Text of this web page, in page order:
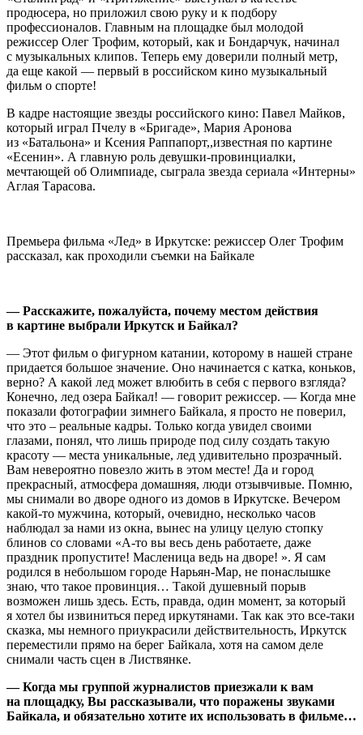
продюсера, но приложил свою руку и к подбору
профессионалов. Главным на площадке был молодой
режиссер Олег Трофим, который, как и Бондарчук, начинал
с музыкальных клипов. Теперь ему доверили полный метр,
да еще какой — первый в российском кино музыкальный
фильм о спорте!
В кадре настоящие звезды российского кино: Павел Майков,
который играл Пчелу в «Бригаде», Мария Аронова
из «Батальона» и Ксения Раппапорт,,известная по картине
«Есенин». А главную роль девушки-провинциалки,
мечтающей об Олимпиаде, сыграла звезда сериала «Интерны»
Аглая Тарасова.
Премьера фильма «Лед» в Иркутске: режиссер Олег Трофим
рассказал, как проходили съемки на Байкале
— Расскажите, пожалуйста, почему местом действия
в картине выбрали Иркутск и Байкал?
— Этот фильм о фигурном катании, которому в нашей стране
придается большое значение. Оно начинается с катка, коньков,
верно? А какой лед может влюбить в себя с первого взгляда?
Конечно, лед озера Байкал! — говорит режиссер. — Когда мне
показали фотографии зимнего Байкала, я просто не поверил,
что это – реальные кадры. Только когда увидел своими
глазами, понял, что лишь природе под силу создать такую
красоту — места уникальные, лед удивительно прозрачный.
Вам невероятно повезло жить в этом месте! Да и город
прекрасный, атмосфера домашняя, люди отзывчивые. Помню,
мы снимали во дворе одного из домов в Иркутске. Вечером
какой-то мужчина, который, очевидно, несколько часов
наблюдал за нами из окна, вынес на улицу целую стопку
блинов со словами «А-то вы весь день работаете, даже
праздник пропустите! Масленица ведь на дворе! ». Я сам
родился в небольшом городе Нарьян-Мар, не понаслышке
знаю, что такое провинция… Такой душевный порыв
возможен лишь здесь. Есть, правда, один момент, за который
я хотел бы извиниться перед иркутянами. Так как это все-таки
сказка, мы немного приукрасили действительность, Иркутск
переместили прямо на берег Байкала, хотя на самом деле
снимали часть сцен в Листвянке.
— Когда мы группой журналистов приезжали к вам
на площадку, Вы рассказывали, что поражены звуками
Байкала, и обязательно хотите их использовать в фильме…